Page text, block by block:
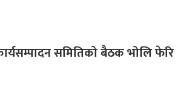
समितिको बैठक भोलि फेरि